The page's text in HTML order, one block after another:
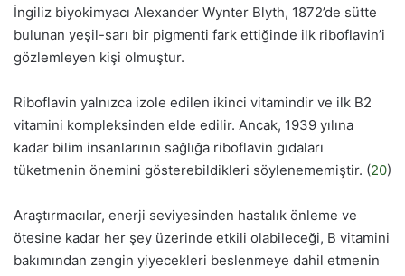
İngiliz biyokimyacı Alexander Wynter Blyth, 1872’de sütte
bulunan yeşil-sarı bir pigmenti fark ettiğinde ilk riboflavin’i
gözlemleyen kişi olmuştur.
Riboflavin yalnızca izole edilen ikinci vitamindir ve ilk B2
vitamini kompleksinden elde edilir. Ancak, 1939 yılına
kadar bilim insanlarının sağlığa riboflavin gıdaları
tüketmenin önemini gösterebildikleri söylenememiştir. (20)
Araştırmacılar, enerji seviyesinden hastalık önleme ve
ötesine kadar her şey üzerinde etkili olabileceği, B vitamini
bakımından zengin yiyecekleri beslenmeye dahil etmenin